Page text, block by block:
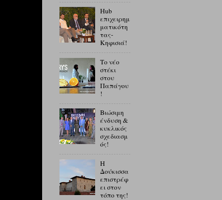
Hub
επιχειρημ
ματικότη
τας-
Κηφισιά!
Το νέο
στέκι
στου
Παπάγου
!
Βιώσιμη
ένδυση &
κυκλικός
σχεδιασμ
ός!
Η
Δούκισσα
επιστρέφ
ει στον
τόπο της!